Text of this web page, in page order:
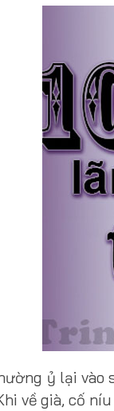
ỷ lại vào
về già, cố